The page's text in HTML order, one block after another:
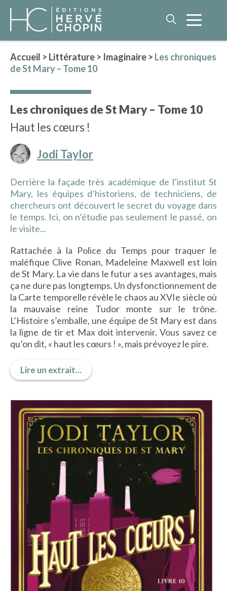
ROMAN HISTORIQUE
LITTÉRATURE GÉNÉRALE
BEAUX-LIVRES
HISTOIRE & PATRIMOINE
ART & CULTURE
JEUNESSE
TERRES D’OUTRE-MER
ART & CULTURE
NATURE & ENVIRONNEMENT
PHOTOGRAPHIE & TOURISME
IMAGES D’ANTAN
LITTÉRATURE
HORS COLLECTION
ACTUALITÉS
LA MAISON
CONTACT
INSCRIPTION NEWSLETTER
Accueil > Littérature > Imaginaire > Les chroniques
de St Mary – Tome 10
Les chroniques de St Mary – Tome 10
Haut les cœurs !
Jodi Taylor
Derrière la façade très académique de l’institut St
Mary, les équipes d’historiens, de techniciens, de
chercheurs ont découvert le secret du voyage dans
le temps. Ici, on n’étudie pas seulement le passé, on
le visite...
Rattachée à la Police du Temps pour traquer le
maléfique Clive Ronan, Madeleine Maxwell est loin
de St Mary. La vie dans le futur a ses avantages, mais
ça ne dure pas longtemps. Un dysfonctionnement de
la Carte temporelle révèle le chaos au XVIe siècle où
la mauvaise reine Tudor monte sur le trône.
L’Histoire s’emballe, une équipe de St Mary est dans
la ligne de tir et Max doit intervenir. Vous savez ce
qu’on dit, « haut les cœurs ! », mais prévoyez le pire.
Lire un extrait...